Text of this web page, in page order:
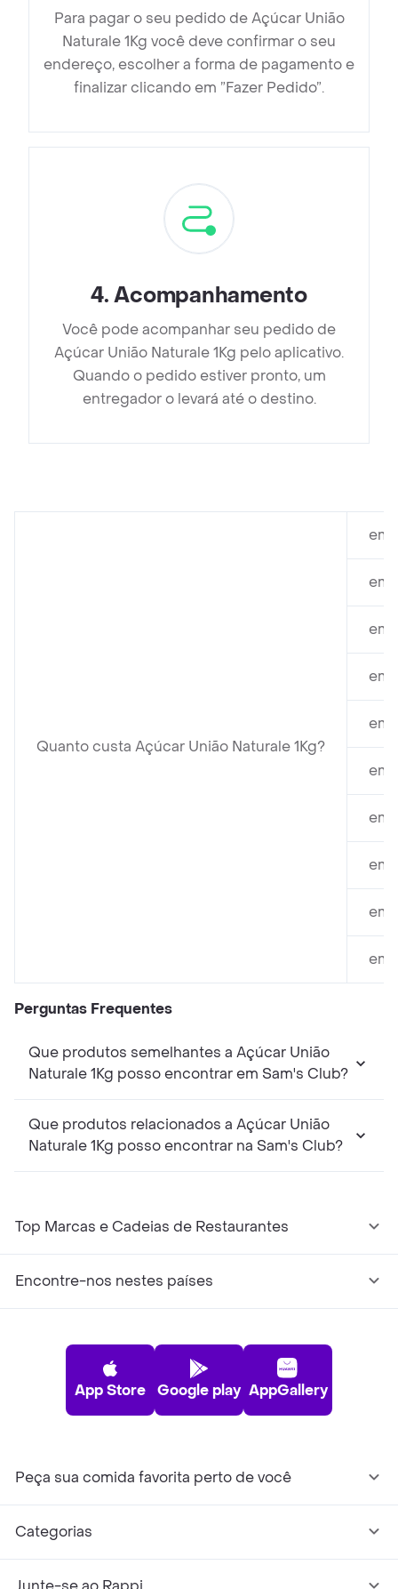
Para pagar o seu pedido de Açúcar União
Naturale 1Kg você deve confirmar o seu
endereço, escolher a forma de pagamento e
finalizar clicando em ”Fazer Pedido”.
4.Acompanhamento
Você pode acompanhar seu pedido de
Açúcar União Naturale 1Kg pelo aplicativo.
Quando o pedido estiver pronto, um
entregador o levará até o destino.
Quanto custa Açúcar União Naturale 1Kg?
em
em
em
em
em
em
em
em
em
em
Perguntas Frequentes
Que produtos semelhantes a Açúcar União
Naturale 1Kg posso encontrar em Sam's Club?
Que produtos relacionados a Açúcar União
Naturale 1Kg posso encontrar na Sam's Club?
Top Marcas e Cadeias de Restaurantes
Encontre-nos nestes países
App Store Google play AppGallery
Peça sua comida favorita perto de você
Categorias